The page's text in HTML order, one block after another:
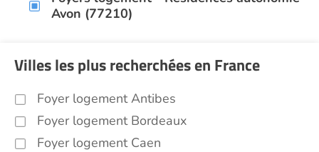
Avon (77210)
Villes les plus recherchées en France
Foyer logement Antibes
Foyer logement Bordeaux
Foyer logement Caen